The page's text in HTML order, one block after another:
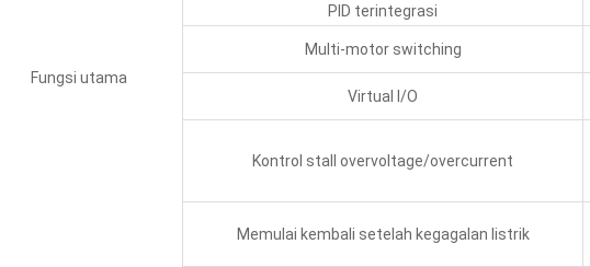
Fungsi utama
PID terintegrasi
Multi-motor switching
Virtual I/O
Kontrol stall overvoltage/overcurrent
Memulai kembali setelah kegagalan listrik